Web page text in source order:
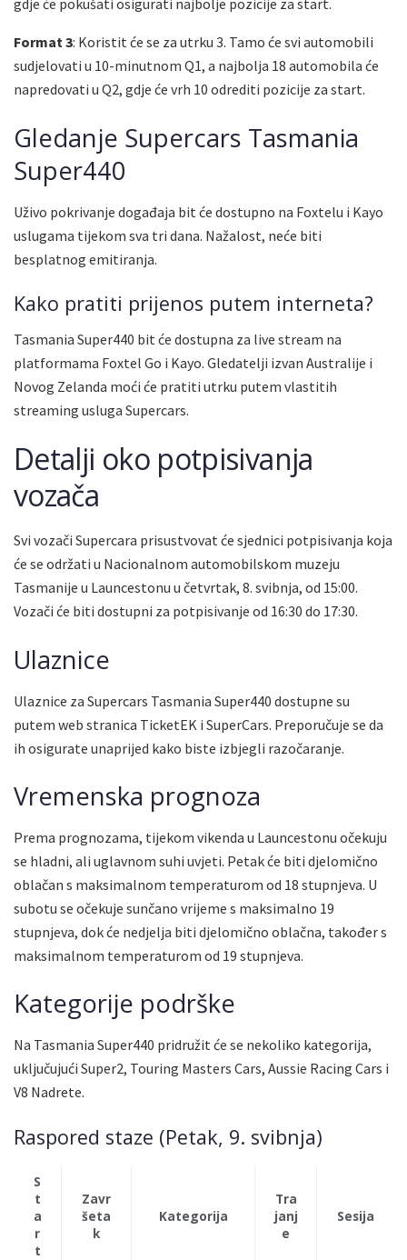
gdje će pokušati osigurati najbolje pozicije za start.
Format 3: Koristit će se za utrku 3. Tamo će svi automobili
sudjelovati u 10-minutnom Q1, a najbolja 18 automobila će
napredovati u Q2, gdje će vrh 10 odrediti pozicije za start.
Gledanje Supercars Tasmania
Super440
Uživo pokrivanje događaja bit će dostupno na Foxtelu i Kayo
uslugama tijekom sva tri dana. Nažalost, neće biti
besplatnog emitiranja.
Kako pratiti prijenos putem interneta?
Tasmania Super440 bit će dostupna za live stream na
platformama Foxtel Go i Kayo. Gledatelji izvan Australije i
Novog Zelanda moći će pratiti utrku putem vlastitih
streaming usluga Supercars.
Detalji oko potpisivanja
vozača
Svi vozači Supercara prisustvovat će sjednici potpisivanja koja
će se održati u Nacionalnom automobilskom muzeju
Tasmanije u Launcestonu u četvrtak, 8. svibnja, od 15:00.
Vozači će biti dostupni za potpisivanje od 16:30 do 17:30.
Ulaznice
Ulaznice za Supercars Tasmania Super440 dostupne su
putem web stranica TicketEK i SuperCars. Preporučuje se da
ih osigurate unaprijed kako biste izbjegli razočaranje.
Vremenska prognoza
Prema prognozama, tijekom vikenda u Launcestonu očekuju
se hladni, ali uglavnom suhi uvjeti. Petak će biti djelomično
oblačan s maksimalnom temperaturom od 18 stupnjeva. U
subotu se očekuje sunčano vrijeme s maksimalno 19
stupnjeva, dok će nedjelja biti djelomično oblačna, također s
maksimalnom temperaturom od 19 stupnjeva.
Kategorije podrške
Na Tasmania Super440 pridružit će se nekoliko kategorija,
uključujući Super2, Touring Masters Cars, Aussie Racing Cars i
V8 Nadrete.
Raspored staze (Petak, 9. svibnja)
S
t
a
r
t
Zavr
šeta
k
Kategorija
Tra
janj
e
Sesija